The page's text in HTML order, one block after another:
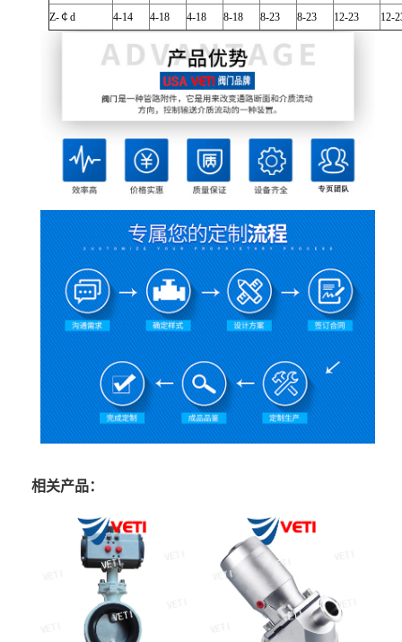
Z-￠d 4-14 4-18 4-18 8-18 8-23 8-23 12-23 12-
相关产品：